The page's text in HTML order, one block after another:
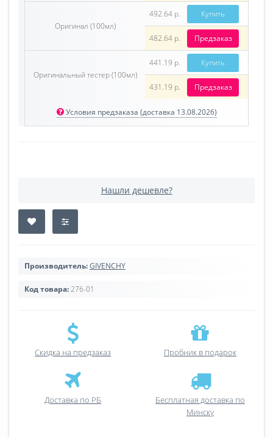
Оригинал (100мл)
492.64 р. Купить
482.64 р. Предзаказ
Оригинальный тестер (100мл)
441.19 р. Купить
431.19 р. Предзаказ
Условия предзаказа (доставка 13.08.2026)
Нашли дешевле?
Производитель:GIVENCHY
Код товара:276-01
Скидка на предзаказ Пробник в подарок
Доставка по РБ
Бесплатная доставка по
Минску